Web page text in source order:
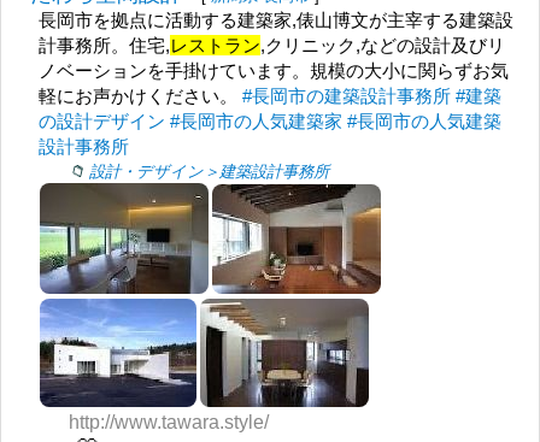
長岡市を拠点に活動する建築家,俵山博文が主宰する建築設
計事務所。住宅,レストラン,クリニック,などの設計及びリ
ノベーションを手掛けています。規模の大小に関らずお気
軽にお声かけください。#長岡市の建築設計事務所 #建築
の設計デザイン #長岡市の人気建築家 #長岡市の人気建築
設計事務所
設計・デザイン＞建築設計事務所
http://www.tawara.style/